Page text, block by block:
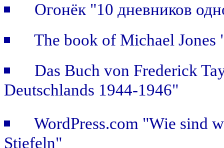
Огонёк "10 дневников
The book of Michael
Das Buch von Frederick
Deutschlands 1944-1946"
WordPress.com "Wie sind